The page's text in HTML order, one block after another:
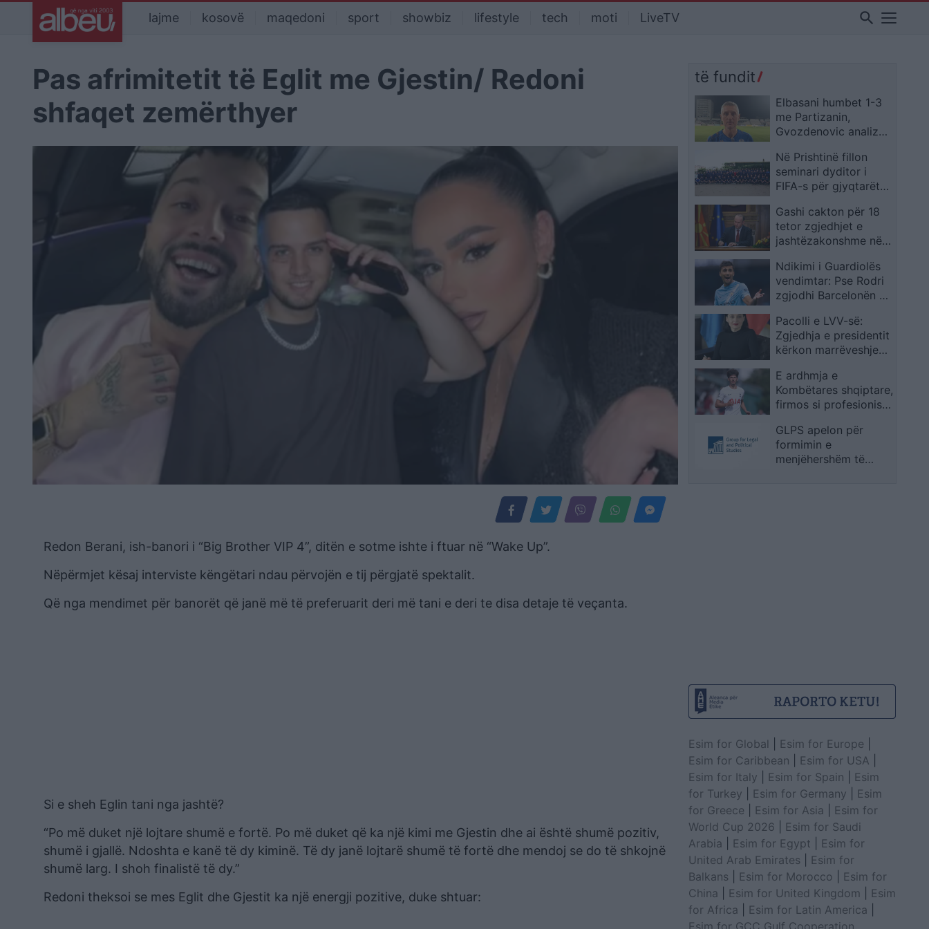
lajme kosovë maqedoni sport showbiz lifestyle tech moti LiveTV search
Pas afrimitetit të Eglit me Gjestin/ Redoni
shfaqet zemërthyer
Redon Berani, ish-banori i “Big Brother VIP 4”, ditën e sotme ishte i ftuar në “Wake Up”.
Nëpërmjet kësaj interviste këngëtari ndau përvojën e tij përgjatë spektalit.
Që nga mendimet për banorët që janë më të preferuarit deri më tani e deri te disa detaje të veçanta.
Si e sheh Eglin tani nga jashtë?
“Po më duket një lojtare shumë e fortë. Po më duket që ka një kimi me Gjestin dhe ai është shumë pozitiv,
shumë i gjallë. Ndoshta e kanë të dy kiminë. Të dy janë lojtarë shumë të fortë dhe mendoj se do të shkojnë
shumë larg. I shoh finalistë të dy.”
Redoni theksoi se mes Eglit dhe Gjestit ka një energji pozitive, duke shtuar:
të fundit
Elbasani humbet 1-3
me Partizanin,
Gvozdenovic analizon
munguan dy sulmues,
por skuadra më
kënaqi në disa
aspekte
Në Prishtinë fillon
seminari dyditor i
FIFA-s për gjyqtarët
Gashi cakton për 18
tetor zgjedhjet e
jashtëzakonshme në
Ndikimi i Guardiolës
vendimtar: Pse Rodri
zgjodhi Barcelonën në
Pacolli e LVV-së:
Zgjedhja e presidentit
kërkon marrëveshje
opozitës
E ardhmja e
Kombëtares shqiptare,
firmos si profesionist
Premier Ligë: “Djall” i
goditjeve të dënimit
GLPS apelon për
formimin e
menjëhershëm të
Esim for Global Esim for Europe
Esim for Caribbean
Esim for USA
Esim for Italy
Esim for Spain
Esim
for Turkey
Esim for Germany
Esim
for Greece
Esim for Asia
Esim for
World Cup 2026
Esim for Saudi
Arabia
Esim for Egypt
Esim for
United Arab Emirates
Esim for
Balkans
Esim for Morocco
Esim for
China
Esim for United Kingdom
Esim
for Africa
Esim for Latin America
Esim for GCC Gulf Cooperation